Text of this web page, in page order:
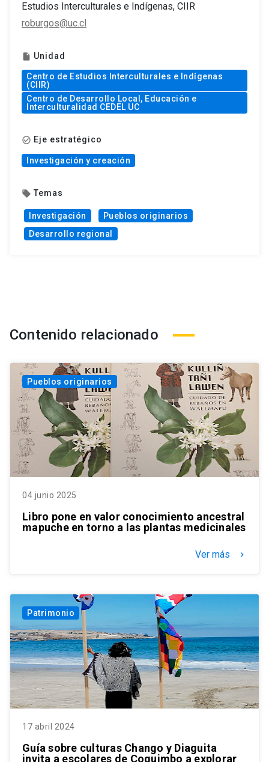
Estudios Interculturales e Indígenas, CIIR
roburgos@uc.cl
insert_drive_file Unidad
Centro de Estudios Interculturales e Indígenas
(CIIR)
Centro de Desarrollo Local, Educación e
Interculturalidad CEDEL UC
check_circle_outline Eje estratégico
Investigación y creación
local_offer Temas
Investigación
Pueblos originarios
Desarrollo regional
Contenido relacionado
Pueblos originarios
04 junio 2025
Libro pone en valor conocimiento ancestral
mapuche en torno a las plantas medicinales
Ver más keyboard_arrow_right
Patrimonio
17 abril 2024
Guía sobre culturas Chango y Diaguita
invita a escolares de Coquimbo a explorar